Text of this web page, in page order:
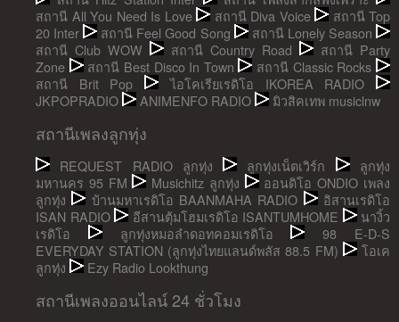
สถานี All You Need Is Love
สถานี Diva Voice
สถานี Top
20 Inter
สถานี Feel Good Song
สถานี Lonely Season
สถานี Club WOW
สถานี Country Road
สถานี Party
Zone
สถานี Best Disco In Town
สถานี Classic Rocks
สถานี Brit Pop
ไอโคเรียเรดิโอ IKOREA RADIO
JKPOPRADIO
ANIMENFO RADIO มิวสิคเทพ musiclnw
สถานีเพลงลูกทุ่ง
REQUEST RADIO ลูกทุ่ง ลูกทุ่งเน็ตเวิร์ก
ลูกทุ่ง
มหานคร 95 FM
Musichitz ลูกทุ่ง
ออนดิโอ ONDIO เพลง
ลูกทุ่ง
บ้านมหาเรดิโอ BAANMAHA RADIO
อิสานเรดิโอ
ISAN RADIO
อีสานตุ้มโฮมเรดิโอ ISANTUMHOME
นางิ้ว
เรดิโอ
ลูกทุ่งหมอลำดอทคอมเรดิโอ
98 E-D-S
EVERYDAY STATION (ลูกทุ่งไทยแลนด์พลัส 88.5 FM)
โอเค
ลูกทุ่ง
Ezy Radio Lookthung
สถานีเพลงออนไลน์ 24 ชั่วโมง